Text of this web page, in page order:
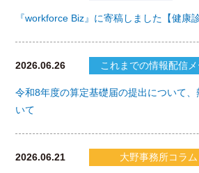
『workforce Biz』に寄稿しました【健康
2026.06.26 これまでの情報配信
令和8年度の算定基礎届の提出について
いて
2026.06.21 大野事務所コラム